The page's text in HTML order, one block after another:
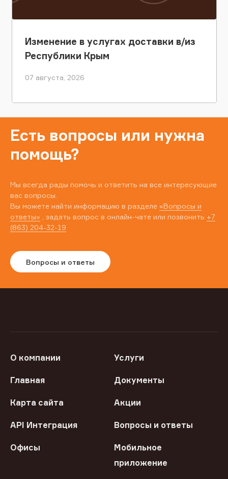
Изменение в услугах доставки в/из
Республики Крым
07 августа, 2026
Есть вопросы или нужна
помощь?
Мы всегда рады помочь и ответить на все интересующие
вас вопросы.
Вы можете найти информацию в разделе «Вопросы и
ответы» , задать вопрос в онлайн-чате или позвонить +7
(863) 204-32-19
Вопросы и ответы
О компании Услуги
Главная Документы
Карта сайта Акции
API Интеграция Вопросы и ответы
Офисы
Мобильное
приложение